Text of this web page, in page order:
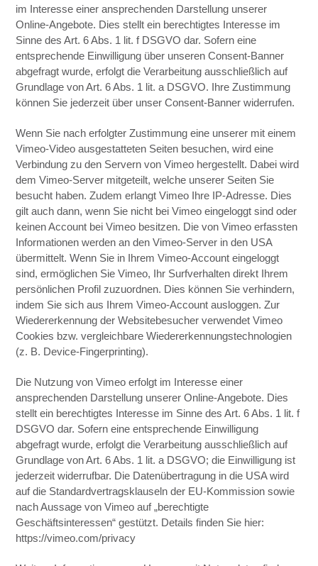
im Interesse einer ansprechenden Darstellung unserer
Online-Angebote. Dies stellt ein berechtigtes Interesse im
Sinne des Art. 6 Abs. 1 lit. f DSGVO dar. Sofern eine
entsprechende Einwilligung über unseren Consent-Banner
abgefragt wurde, erfolgt die Verarbeitung ausschließlich auf
Grundlage von Art. 6 Abs. 1 lit. a DSGVO. Ihre Zustimmung
können Sie jederzeit über unser Consent-Banner widerrufen.
Wenn Sie nach erfolgter Zustimmung eine unserer mit einem
Vimeo-Video ausgestatteten Seiten besuchen, wird eine
Verbindung zu den Servern von Vimeo hergestellt. Dabei wird
dem Vimeo-Server mitgeteilt, welche unserer Seiten Sie
besucht haben. Zudem erlangt Vimeo Ihre IP-Adresse. Dies
gilt auch dann, wenn Sie nicht bei Vimeo eingeloggt sind oder
keinen Account bei Vimeo besitzen. Die von Vimeo erfassten
Informationen werden an den Vimeo-Server in den USA
übermittelt. Wenn Sie in Ihrem Vimeo-Account eingeloggt
sind, ermöglichen Sie Vimeo, Ihr Surfverhalten direkt Ihrem
persönlichen Profil zuzuordnen. Dies können Sie verhindern,
indem Sie sich aus Ihrem Vimeo-Account ausloggen. Zur
Wiedererkennung der Websitebesucher verwendet Vimeo
Cookies bzw. vergleichbare Wiedererkennungstechnologien
(z. B. Device-Fingerprinting).
Die Nutzung von Vimeo erfolgt im Interesse einer
ansprechenden Darstellung unserer Online-Angebote. Dies
stellt ein berechtigtes Interesse im Sinne des Art. 6 Abs. 1 lit. f
DSGVO dar. Sofern eine entsprechende Einwilligung
abgefragt wurde, erfolgt die Verarbeitung ausschließlich auf
Grundlage von Art. 6 Abs. 1 lit. a DSGVO; die Einwilligung ist
jederzeit widerrufbar. Die Datenübertragung in die USA wird
auf die Standardvertragsklauseln der EU-Kommission sowie
nach Aussage von Vimeo auf „berechtigte
Geschäftsinteressen“ gestützt. Details finden Sie hier:
https://vimeo.com/privacy